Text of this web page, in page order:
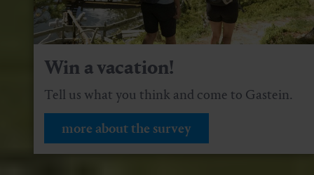
Win a vacation!
Tell us what you think and come to Gastein.
more about the survey